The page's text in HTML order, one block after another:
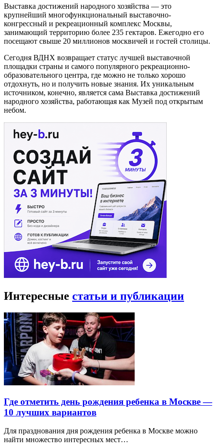
Выставка достижений народного хозяйства — это
крупнейший многофункциональный выставочно-
конгрессный и рекреационный комплекс Москвы,
занимающий территорию более 235 гектаров. Ежегодно его
посещают свыше 20 миллионов москвичей и гостей столицы.
Сегодня ВДНХ возвращает статус лучшей выставочной
площадки страны и самого популярного рекреационно-
образовательного центра, где можно не только хорошо
отдохнуть, но и получить новые знания. Их уникальным
источником, конечно, является сама Выставка достижений
народного хозяйства, работающая как Музей под открытым
небом.
Интересные статьи и публикации
Где отметить день рождения ребенка в Москве —
10 лучших вариантов
Для празднования дня рождения ребенка в Москве можно
найти множество интересных мест…